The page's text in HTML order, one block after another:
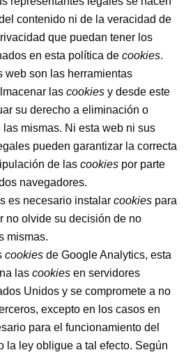
contenido ni de la veracidad de
que puedan tener los
en esta política decookies.
web son las herramientas
lascookies y desde este
su derecho a eliminación o
mismas. Ni esta web ni sus
pueden garantizar la correcta
de lascookies por parte
navegadores.
es necesario instalarcookies para
no olvide su decisión de no
mismas.
cookies de Google Analytics, esta
lascookies en servidores
Unidos y se compromete a no
excepto en los casos en
para el funcionamiento del
la ley obligue a tal efecto. Según